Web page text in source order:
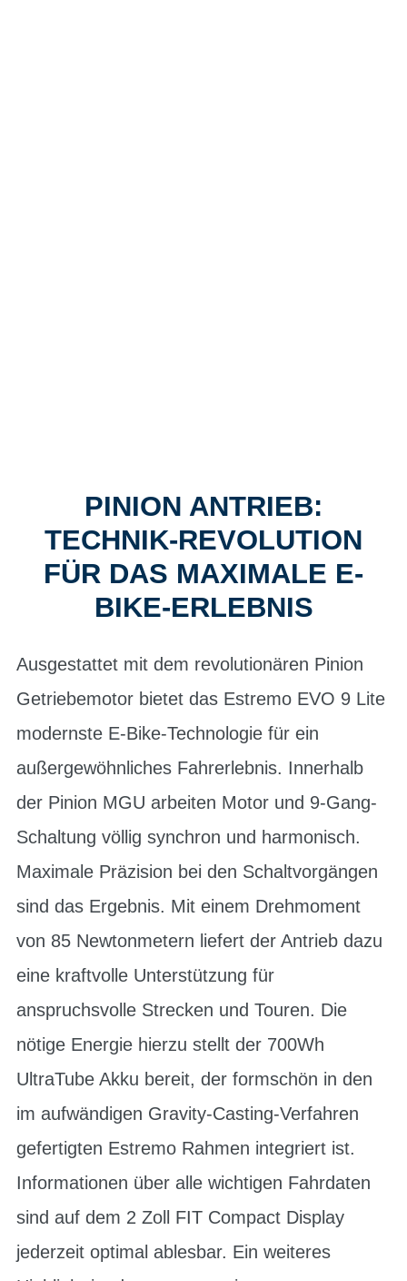
PINION ANTRIEB:
TECHNIK-REVOLUTION
FÜR DAS MAXIMALE E-
BIKE-ERLEBNIS
Ausgestattet mit dem revolutionären Pinion
Getriebemotor bietet das Estremo EVO 9 Lite
modernste E-Bike-Technologie für ein
außergewöhnliches Fahrerlebnis. Innerhalb
der Pinion MGU arbeiten Motor und 9-Gang-
Schaltung völlig synchron und harmonisch.
Maximale Präzision bei den Schaltvorgängen
sind das Ergebnis. Mit einem Drehmoment
von 85 Newtonmetern liefert der Antrieb dazu
eine kraftvolle Unterstützung für
anspruchsvolle Strecken und Touren. Die
nötige Energie hierzu stellt der 700Wh
UltraTube Akku bereit, der formschön in den
im aufwändigen Gravity-Casting-Verfahren
gefertigten Estremo Rahmen integriert ist.
Informationen über alle wichtigen Fahrdaten
sind auf dem 2 Zoll FIT Compact Display
jederzeit optimal ablesbar. Ein weiteres